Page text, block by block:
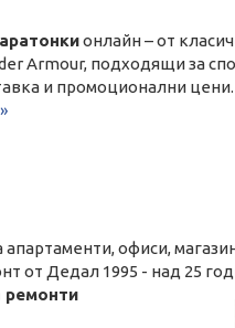
онлайн – от
Armour, подходящи за
и промоционални цени.
офиси,
от Дедал 1995 - над 25
ремонти